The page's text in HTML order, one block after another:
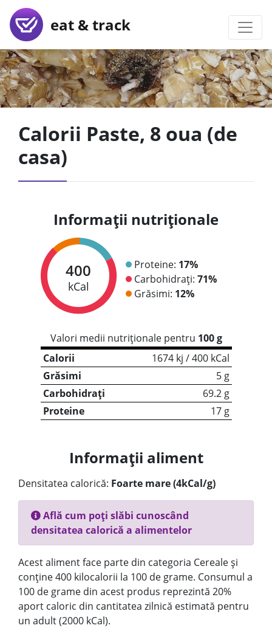
eat & track
Calorii Paste, 8 oua (de
casa)
Informații nutriționale
400
kCal
Proteine: 17%
Carbohidrați: 71%
Grăsimi: 12%
Valori medii nutriționale pentru 100 g
Calorii
1674 kj / 400 kCal
Grăsimi
5 g
Carbohidrați
69.2 g
Proteine
17 g
Informații aliment
Densitatea calorică: Foarte mare (4kCal/g)
Află cum poți slăbi cunoscând
densitatea calorică a alimentelor
Acest aliment face parte din categoria Cereale și
conține 400 kilocalorii la 100 de grame. Consumul a
100 de grame din acest produs reprezintă 20%
aport caloric din cantitatea zilnică estimată pentru
un adult (2000 kCal).